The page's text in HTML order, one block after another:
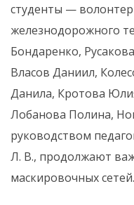
студенты —
железнодорожного
Бондаренко,
Власов Даниил,
Данила, Кротова
Лобанова Полина,
руководством
Л. В., продолжают
маскировочных сетей.